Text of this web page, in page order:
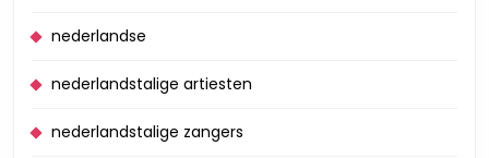
nederlandse
nederlandstalige artiesten
nederlandstalige zangers